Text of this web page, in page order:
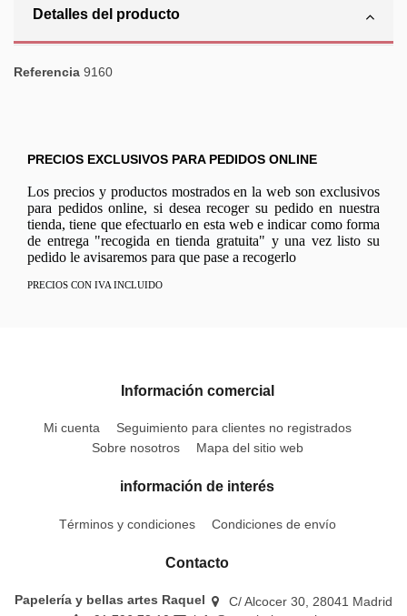
Detalles del producto
Referencia 9160
PRECIOS EXCLUSIVOS PARA PEDIDOS ONLINE
Los precios y productos mostrados en la web son exclusivos
para pedidos online, si desea recoger su pedido en nuestra
tienda, tiene que efectuarlo en esta web e indicar como forma
de entrega "recogida en tienda gratuita" y una vez listo su
pedido le avisaremos para que pase a recogerlo
PRECIOS CON IVA INCLUIDO
Información comercial
Mi cuenta
Seguimiento para clientes no registrados
Sobre nosotros
Mapa del sitio web
información de interés
Términos y condiciones Condiciones de envío
Contacto
Papelería y bellas artes Raquel
C/ Alcocer 30, 28041 Madrid